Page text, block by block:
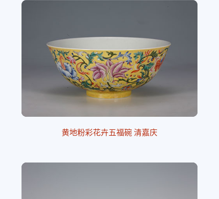
黄地粉彩花卉五福碗 清嘉庆